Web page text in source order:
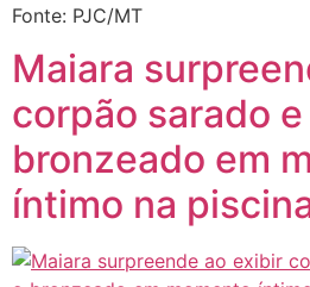
Fonte: PJC/MT
Maiara
corpão sarado
bronzeado em
íntimo na